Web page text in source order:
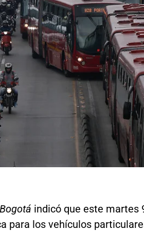
indicó que este martes
para los vehículos